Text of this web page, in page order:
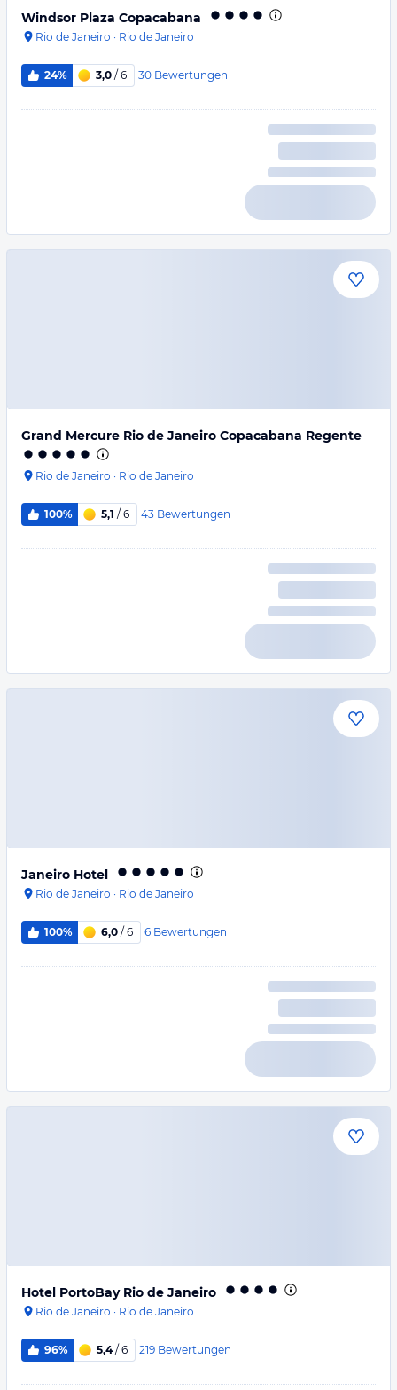
Windsor Plaza Copacabana
Rio de Janeiro · Rio de Janeiro
24% 3,0 / 6 30 Bewertungen
Grand Mercure Rio de Janeiro Copacabana Regente
Rio de Janeiro · Rio de Janeiro
100% 5,1 / 6 43 Bewertungen
Janeiro Hotel
Rio de Janeiro · Rio de Janeiro
100% 6,0 / 6 6 Bewertungen
Hotel PortoBay Rio de Janeiro
Rio de Janeiro · Rio de Janeiro
96% 5,4/ 6 219 Bewertungen